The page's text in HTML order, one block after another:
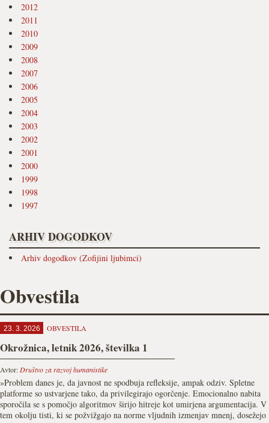
2012
2011
2010
2009
2008
2007
2006
2005
2004
2003
2002
2001
2000
1999
1998
1997
ARHIV DOGODKOV
Arhiv dogodkov (Zofijini ljubimci)
Obvestila
23. 3. 2026 OBVESTILA
Okrožnica, letnik 2026, številka 1
Avtor: Društvo za razvoj humanistike
»Problem danes je, da javnost ne spodbuja refleksije, ampak odziv. Spletne
platforme so ustvarjene tako, da privilegirajo ogorčenje. Emocionalno nabita
sporočila se s pomočjo algoritmov širijo hitreje kot umirjena argumentacija. V
tem okolju tisti, ki se požvižgajo na norme vljudnih izmenjav mnenj, dosežejo